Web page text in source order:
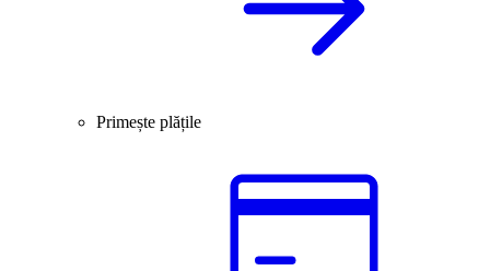
Primește plățile